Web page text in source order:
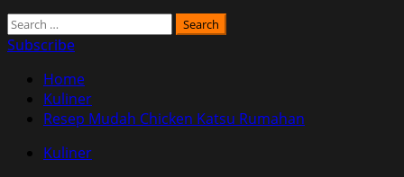
Search
for:
Subscribe
Home
Kuliner
Resep Mudah Chicken Katsu Rumahan
Kuliner